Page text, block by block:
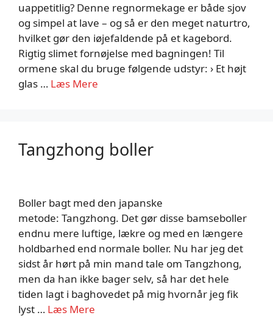
uappetitlig? Denne regnormekage er både sjov
og simpel at lave – og så er den meget naturtro,
hvilket gør den iøjefaldende på et kagebord.
Rigtig slimet fornøjelse med bagningen! Til
ormene skal du bruge følgende udstyr: › Et højt
glas … Læs Mere
Tangzhong boller
Boller bagt med den japanske
metode: Tangzhong. Det gør disse bamseboller
endnu mere luftige, lækre og med en længere
holdbarhed end normale boller. Nu har jeg det
sidst år hørt på min mand tale om Tangzhong,
men da han ikke bager selv, så har det hele
tiden lagt i baghovedet på mig hvornår jeg fik
lyst … Læs Mere